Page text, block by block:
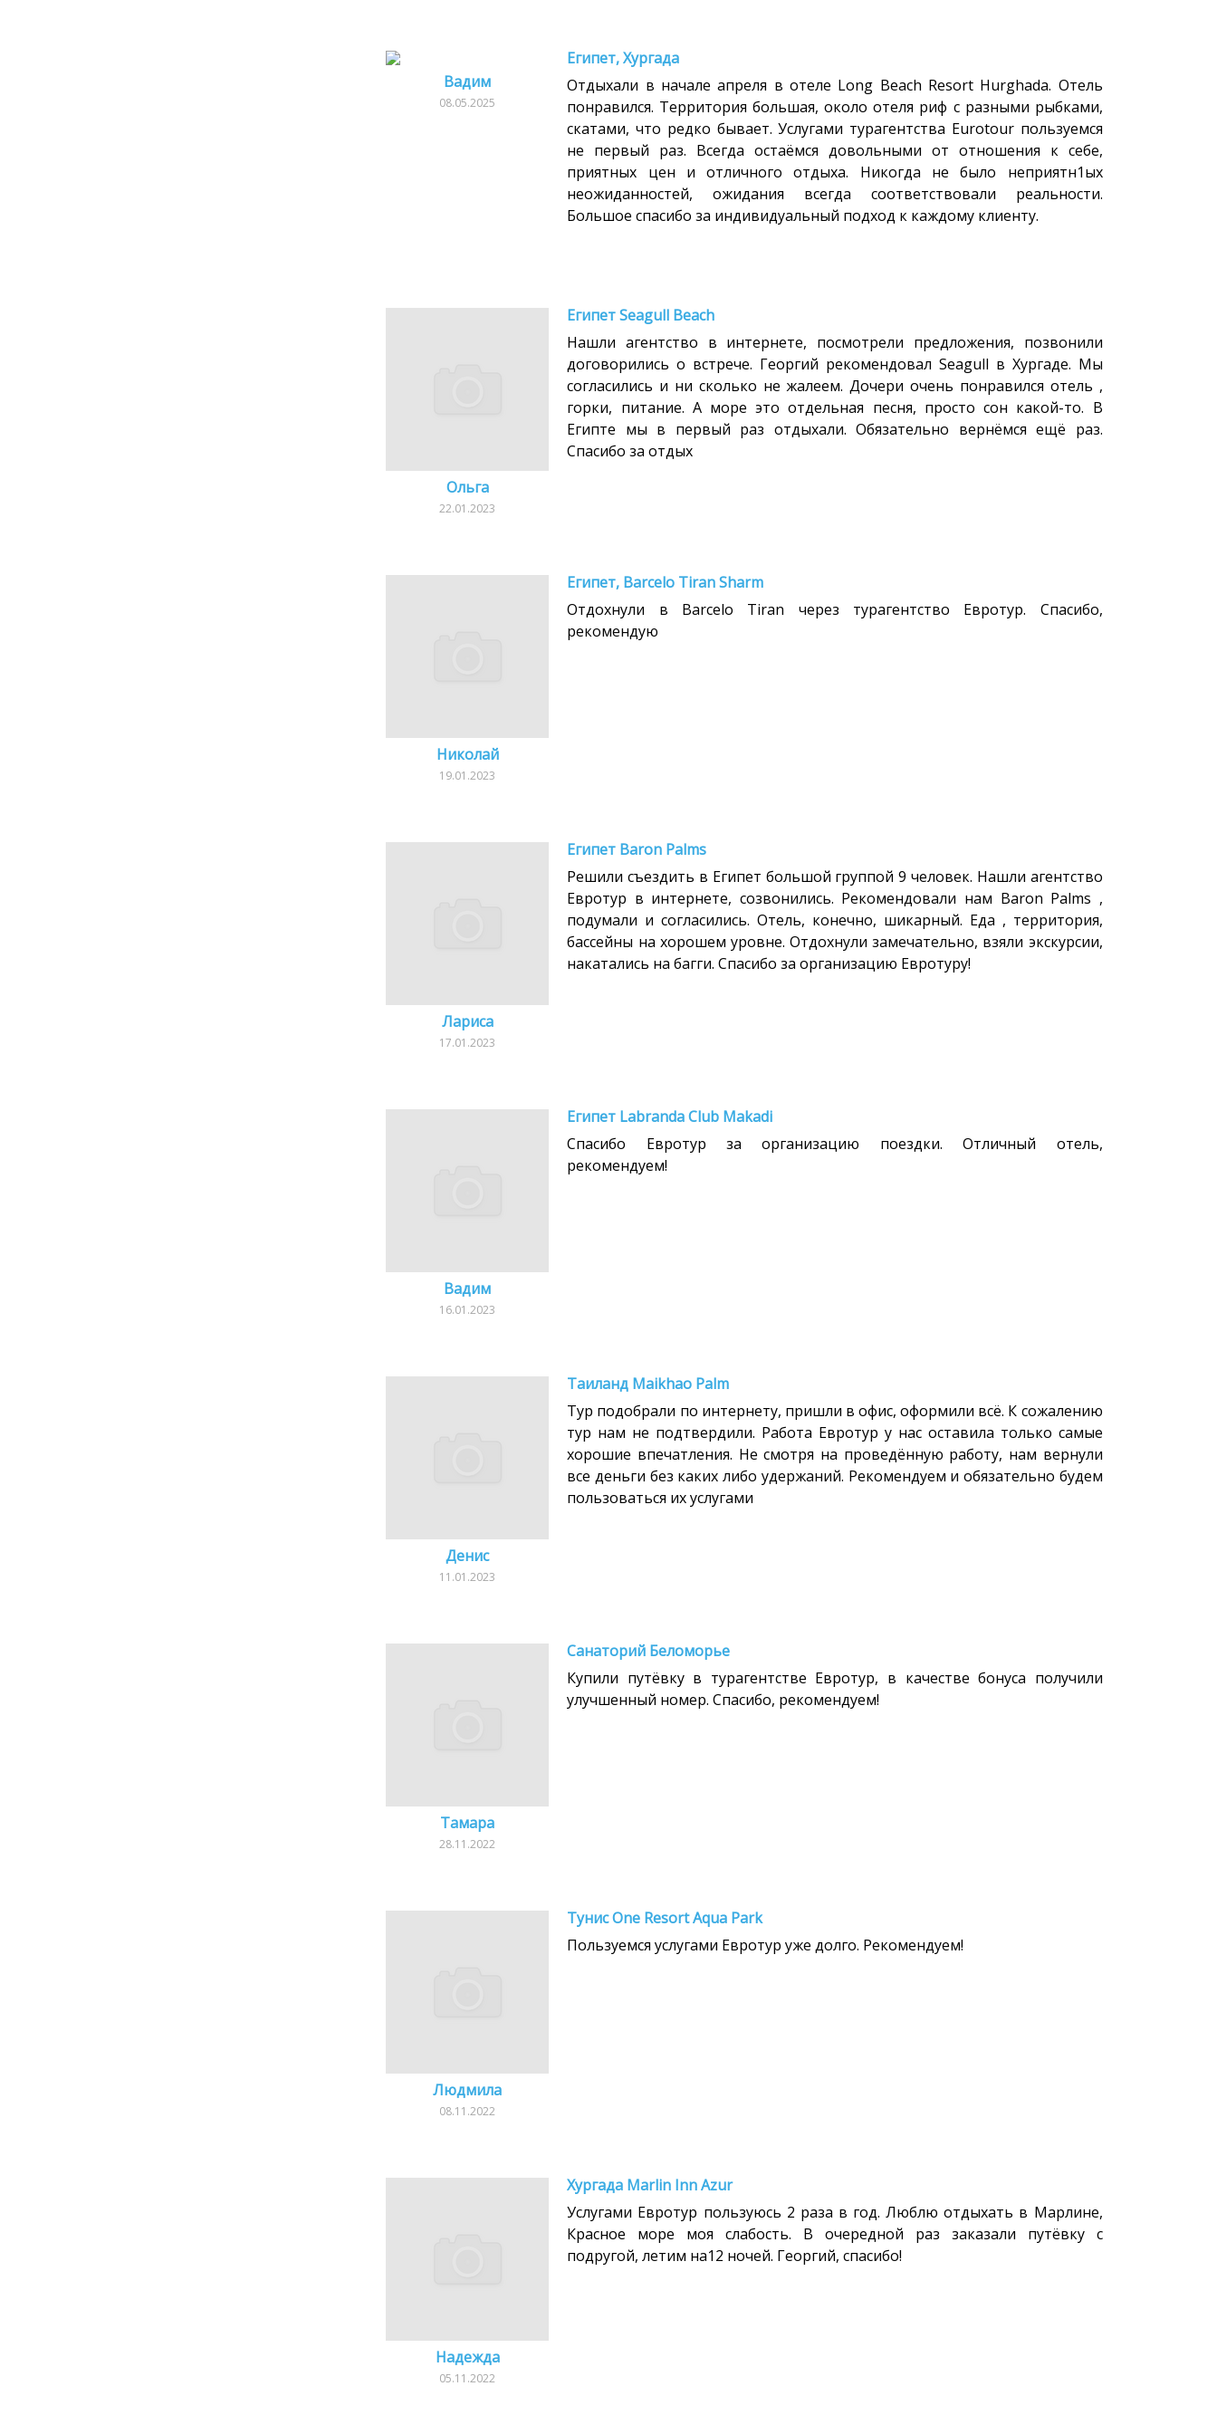
Вадим
08.05.2025
Египет, Хургада
Отдыхали в начале апреля в отеле Long Beach Resort Hurghada. Отель
понравился. Территория большая, около отеля риф с разными рыбками,
скатами, что редко бывает. Услугами турагентства Eurotour пользуемся
не первый раз. Всегда остаёмся довольными от отношения к себе,
приятных цен и отличного отдыха. Никогда не было неприятн1ых
неожиданностей, ожидания всегда соответствовали реальности.
Большое спасибо за индивидуальный подход к каждому клиенту.
Ольга
22.01.2023
Египет Seagull Beach
Нашли агентство в интернете, посмотрели предложения, позвонили
договорились о встрече. Георгий рекомендовал Seagull в Хургаде. Мы
согласились и ни сколько не жалеем. Дочери очень понравился отель ,
горки, питание. А море это отдельная песня, просто сон какой-то. В
Египте мы в первый раз отдыхали. Обязательно вернёмся ещё раз.
Спасибо за отдых
Николай
19.01.2023
Египет, Barcelo Tiran Sharm
Отдохнули в Barcelo Tiran через турагентство Евротур. Спасибо,
рекомендую
Лариса
17.01.2023
Египет Baron Palms
Решили съездить в Египет большой группой 9 человек. Нашли агентство
Евротур в интернете, созвонились. Рекомендовали нам Baron Palms ,
подумали и согласились. Отель, конечно, шикарный. Еда , территория,
бассейны на хорошем уровне. Отдохнули замечательно, взяли экскурсии,
накатались на багги. Спасибо за организацию Евротуру!
Вадим
16.01.2023
Египет Labranda Club Makadi
Спасибо Евротур за организацию поездки. Отличный отель,
рекомендуем!
Денис
11.01.2023
Таиланд Maikhao Palm
Тур подобрали по интернету, пришли в офис, оформили всё. К сожалению
тур нам не подтвердили. Работа Евротур у нас оставила только самые
хорошие впечатления. Не смотря на проведённую работу, нам вернули
все деньги без каких либо удержаний. Рекомендуем и обязательно будем
пользоваться их услугами
Тамара
28.11.2022
Санаторий Беломорье
Купили путёвку в турагентстве Евротур, в качестве бонуса получили
улучшенный номер. Спасибо, рекомендуем!
Людмила
08.11.2022
Тунис One Resort Aqua Park
Пользуемся услугами Евротур уже долго. Рекомендуем!
Надежда
05.11.2022
Хургада Marlin Inn Azur
Услугами Евротур пользуюсь 2 раза в год. Люблю отдыхать в Марлине,
Красное море моя слабость. В очередной раз заказали путёвку с
подругой, летим на12 ночей. Георгий, спасибо!